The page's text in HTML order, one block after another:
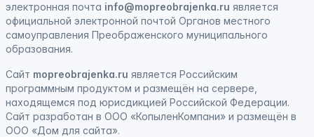
электронная почта info@mopreobrajenka.ru является
официальной электронной почтой Органов местного
самоуправления Преображенского муниципального
образования.
Сайт mopreobrajenka.ru является Российским
программным продуктом и размещён на сервере,
находящемся под юрисдикцией Российской Федерации.
Сайт разработан в ООО «КопыленКомпани» и размещён в
ООО «Дом для сайта».